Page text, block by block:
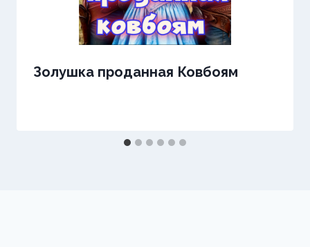
Золушка проданная Ковбоям